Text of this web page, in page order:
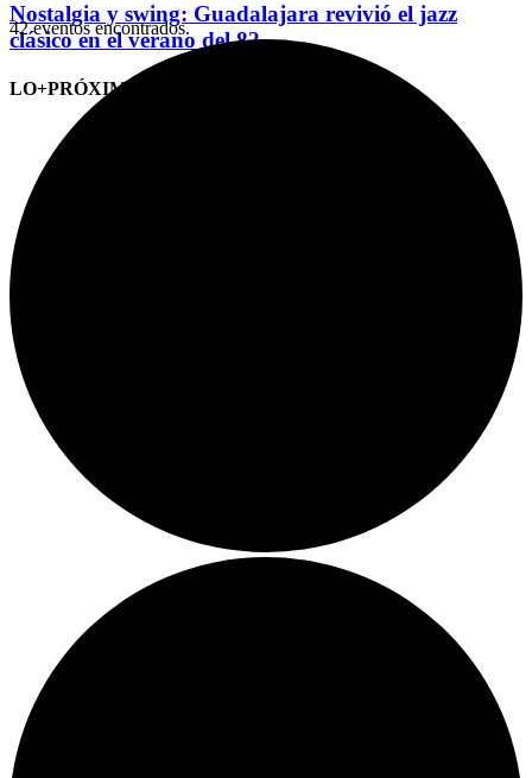
Nostalgia y swing: Guadalajara revivió el jazz
clásico en el verano del 82
LO+PRÓXIMO (CITAS)
42 eventos encontrados.